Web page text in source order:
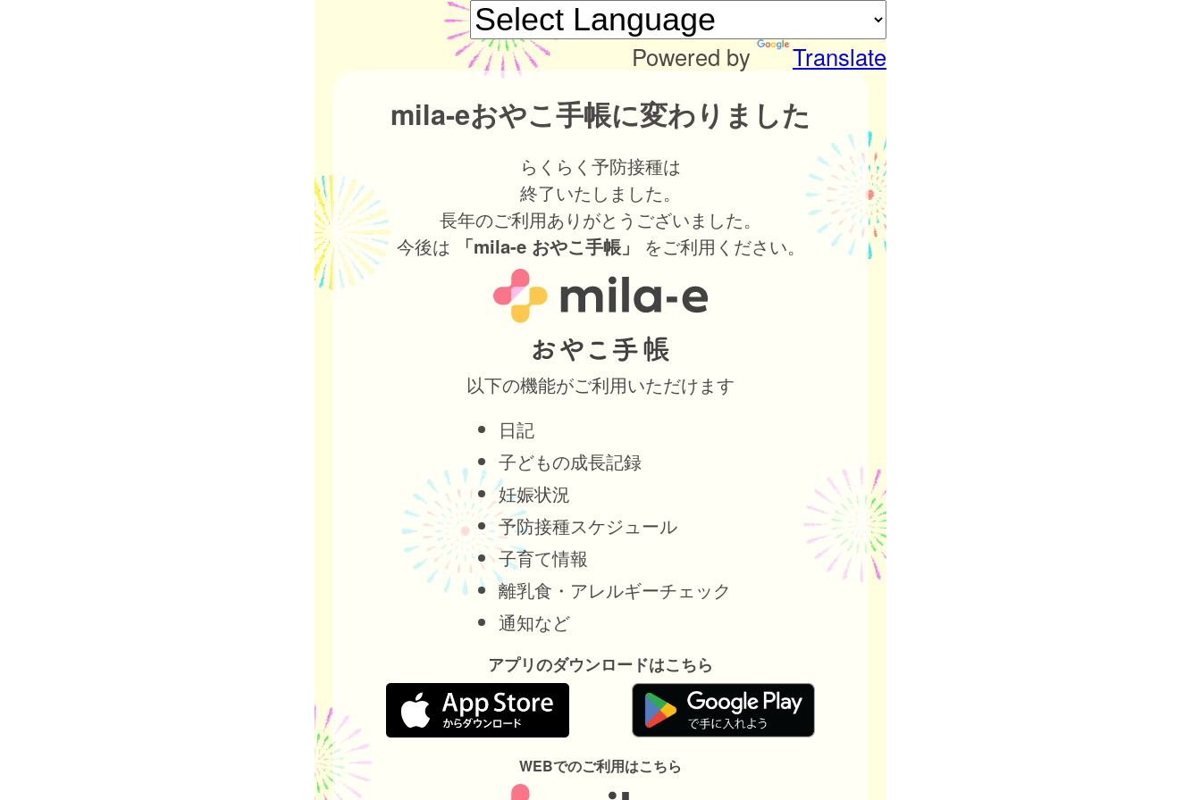
Powered by Translate
mila-eおやこ手帳に変わりました
らくらく予防接種は
終了いたしました。
長年のご利用ありがとうございました。
今後は
「mila-e おやこ手帳」 をご利用ください。
以下の機能がご利用いただけます
日記
子どもの成長記録
妊娠状況
予防接種スケジュール
子育て情報
離乳食・アレルギーチェック
通知など
アプリのダウンロードはこちら
WEBでのご利用はこちら